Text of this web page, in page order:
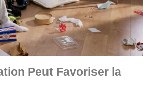
Peut Favoriser la